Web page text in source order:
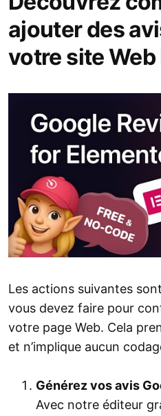
ajouter des
votre site
Les actions suivantes
vous devez faire pour
votre page Web. Cela
et n’implique aucun
Générez vos avis
Avec notre éditeur